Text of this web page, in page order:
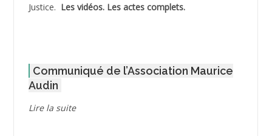
ADOUL Arab *
AGOULMINE
Justice. Les vidéos. Les actes complets.
Communiqué de l’Association Maurice
Audin
Lire la suite